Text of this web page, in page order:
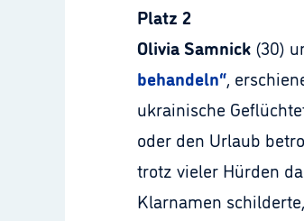
Platz 2
Olivia Samnick (30)
behandeln“,
ukrainische
oder den Urlaub
trotz vieler Hürden
Klarnamen